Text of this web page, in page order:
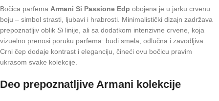
Bočica parfema Armani Si Passione Edp obojena je u jarku crvenu
boju – simbol strasti, ljubavi i hrabrosti. Minimalistički dizajn zadržava
prepoznatljiv oblik Silinije, ali sa dodatkom intenzivne crvene, koja
vizuelno prenosi poruku parfema: budi smela, odlučna i zavodljiva.
Crni čep dodaje kontrast i eleganciju, čineći ovu bočicu pravim
ukrasom svake kolekcije.
Deo prepoznatljive Armani kolekcije